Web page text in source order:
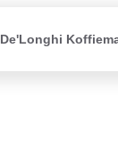
De'Longhi